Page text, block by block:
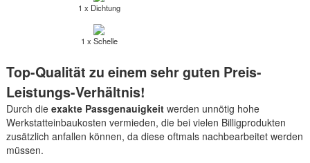
1 x Dichtung
1 x Schelle
Top-Qualität zu einem sehr guten Preis-
Leistungs-Verhältnis!
Durch die exakte Passgenauigkeitwerden unnötig hohe
Werkstatteinbaukosten vermieden, die bei vielen Billigprodukten
zusätzlich anfallen können, da diese oftmals nachbearbeitet werden
müssen.